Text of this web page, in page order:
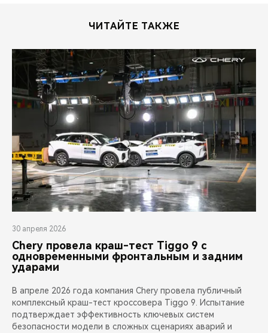
ЧИТАЙТЕ ТАКЖЕ
30 апреля 2026
Chery провела краш-тест Tiggo 9 с
одновременными фронтальным и задним
ударами
В апреле 2026 года компания Chery провела публичный
комплексный краш-тест кроссовера Tiggo 9. Испытание
подтверждает эффективность ключевых систем
безопасности модели в сложных сценариях аварий и